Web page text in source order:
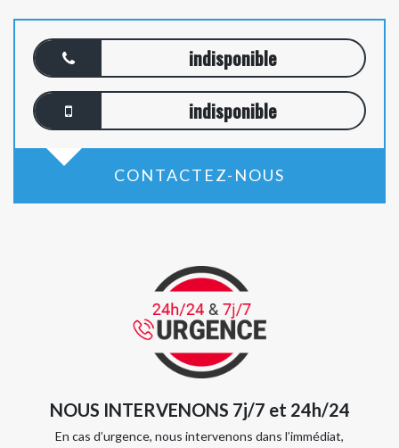
indisponible
indisponible
CONTACTEZ-NOUS
NOUS INTERVENONS 7j/7 et 24h/24
En cas d’urgence, nous intervenons dans l’immédiat,